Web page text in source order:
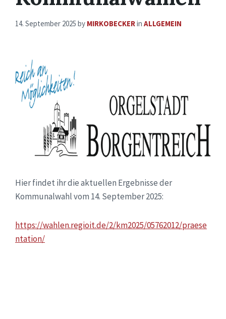
14. September 2025 by MIRKOBECKERin ALLGEMEIN
Hier findet ihr die aktuellen Ergebnisse der
Kommunalwahl vom 14. September 2025:
https://wahlen.regioit.de/2/km2025/05762012/praese
ntation/